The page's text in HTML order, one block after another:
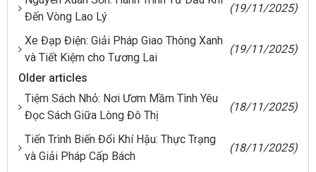
Đến Vòng Lao Lý
(19/11/2025)
Xe Đạp Điện: Giải Pháp Giao Thông Xanh
và Tiết Kiệm cho Tương Lai
(19/11/2025)
Older articles
Tiệm Sách Nhỏ: Nơi Ươm Mầm Tình Yêu
Đọc Sách Giữa Lòng Đô Thị
(18/11/2025)
Tiến Trình Biến Đổi Khí Hậu: Thực Trạng
và Giải Pháp Cấp Bách
(18/11/2025)